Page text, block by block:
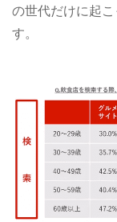
の世代だけに起
す。